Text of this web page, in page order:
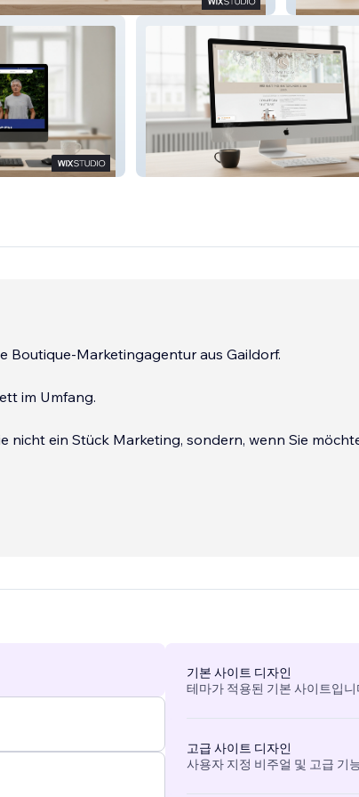
Cosmeticum Stuttgart
Boutique-Marketingagentur aus Gaildorf.
im Umfang.
nicht ein Stück Marketing, sondern, wenn Sie
기본 사이트 디자인
테마가 적용된 기본 사이트입니
고급 사이트 디자인
사용자 지정 비주얼 및 고급 기